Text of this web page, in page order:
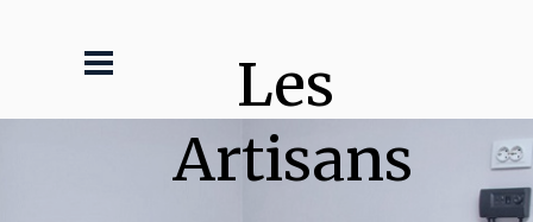
Les
Artisans